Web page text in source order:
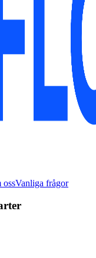
ossVanliga frågor